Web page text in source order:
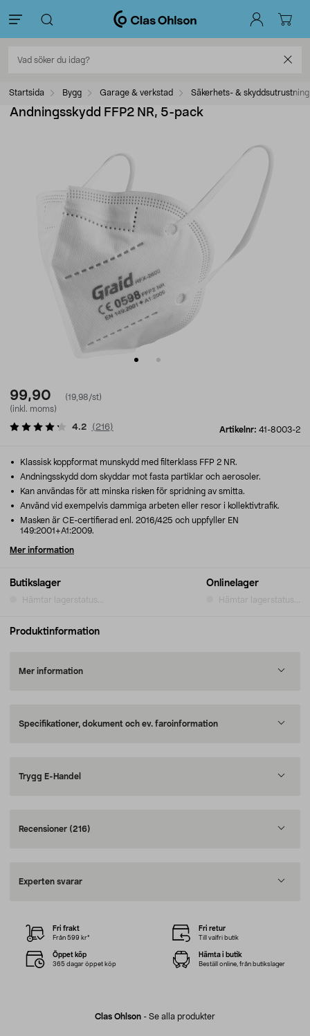
Startsida Bygg Garage & verkstad Säkerhets- & skyddsutrustning
Andningsskydd FFP2 NR, 5-pack
99,90
(19,98/st)
(inkl. moms)
Artikelnr: 41-8003-2
4.2 ( 216)
Butikslager
Hämtar lagerstatus...
Onlinelager
Hämtar lagerstatus...
Klassisk koppformat munskydd med filterklass FFP 2 NR.
Andningsskydd dom skyddar mot fasta partiklar och aerosoler.
Kan användas för att minska risken för spridning av smitta.
Använd vid exempelvis dammiga arbeten eller resor i kollektivtrafik.
Masken är CE-certifierad enl. 2016/425 och uppfyller EN
149:2001+A1:2009.
Mer information
Produktinformation
Mer information
Specifikationer, dokument och ev. faroinformation
Trygg E-Handel
Recensioner (216)
Experten svarar
Clas Ohlson - Se alla produkter
Fri frakt
Från 599 kr*
Fri retur
Till valfri butik
Öppet köp
365 dagar öppet köp
Hämta i butik
Beställ online, från butikslager